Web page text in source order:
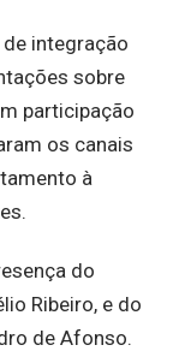
integração
sobre
participação
os canais
à
do
Ribeiro, e do
de Afonso.